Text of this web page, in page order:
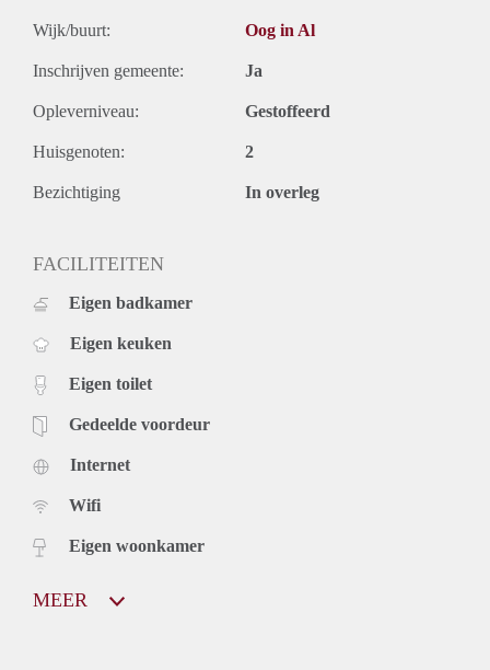
Wijk/buurt: Oog in Al
Inschrijven gemeente: Ja
Opleverniveau: Gestoffeerd
Huisgenoten: 2
Bezichtiging In overleg
FACILITEITEN
Eigen badkamer
Eigen keuken
Eigen toilet
Gedeelde voordeur
Internet
Wifi
Eigen woonkamer
MEER